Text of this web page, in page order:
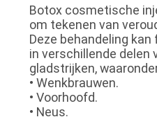
NIEUWS
GEVALLEN
VRAAG
Botox cosmetische
om tekenen van
Deze behandeling
in verschillende delen
gladstrijken,
• Wenkbrauwen.
• Voorhoofd.
• Neus.